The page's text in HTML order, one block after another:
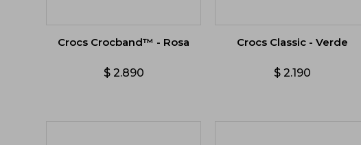
Crocs Crocband™ - Rosa
$ 2.890
Crocs Classic - Verde
$ 2.190